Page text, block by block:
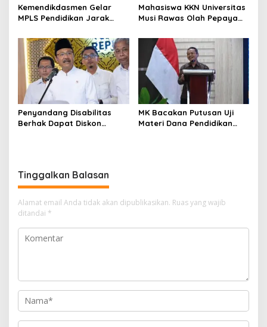
Kemendikdasmen Gelar
MPLS Pendidikan Jarak
Kemandirian Belajar
Mahasiswa KKN Universitas
Musi Rawas Olah Pepaya
Jual Tinggi, Dorong UMKM
Desa Air Satan
Penyandang Disabilitas
Berhak Dapat Diskon
MK Bacakan Putusan Uji
Materi Dana Pendidikan
Tinggalkan Balasan
Alamat email Anda tidak akan dipublikasikan. Ruas yang wajib
ditandai *